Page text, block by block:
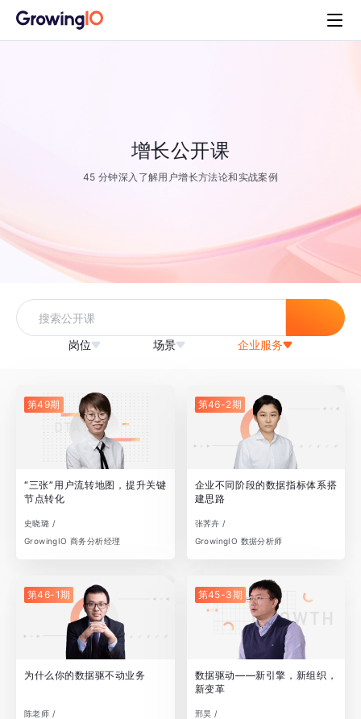
增长公开课
45 分钟深入了解用户增长方法论和实战案例
岗位 场景 企业服务
第49期
“三张”用户流转地图，提升关键
节点转化
史晓璐 /
GrowingIO 商务分析经理
第46-2期
企业不同阶段的数据指标体系搭
建思路
张荠卉 /
GrowingIO 数据分析师
第46-1期
为什么你的数据驱不动业务
陈老师 /
第45-3期
数据驱动——新引擎，新组织，
新变革
邢昊 /